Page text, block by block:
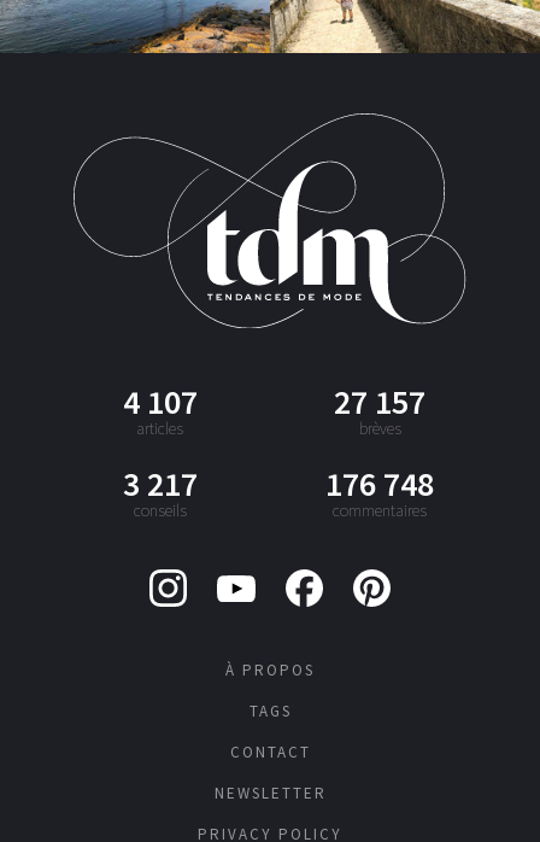
4 107
articles
27 157
brèves
3 217
conseils
176 748
commentaires
À PROPOS
TAGS
CONTACT
NEWSLETTER
PRIVACY POLICY